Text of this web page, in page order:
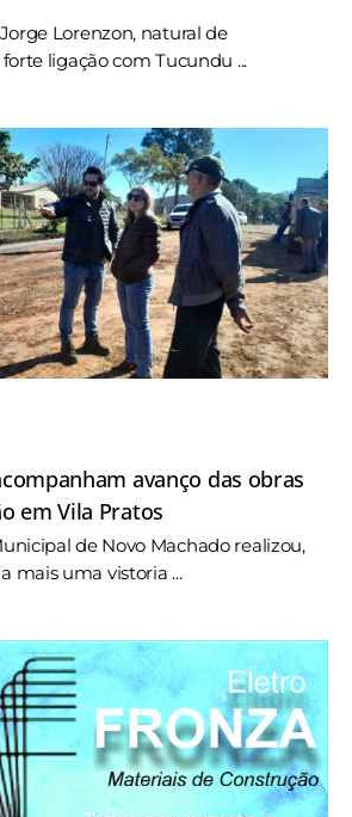
Lorenzon, natural de
ligação com Tucundu ...
avanço das obras
em Vila Pratos
de Novo Machado realizou,
mais uma vistoria ...